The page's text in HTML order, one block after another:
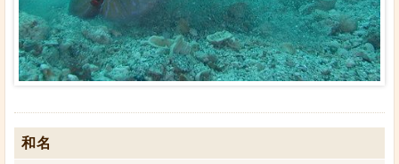
和名